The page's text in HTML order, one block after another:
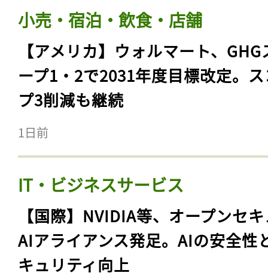
小売・宿泊・飲食・店舗
【アメリカ】ウォルマート、GHG
ープ1・2で2031年度目標改定。
プ3削減も継続
1日前
IT・ビジネスサービス
【国際】NVIDIA等、オープンセ
AIアライアンス発足。AIの安全性
キュリティ向上